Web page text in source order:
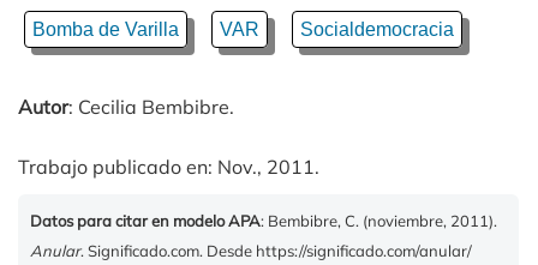
Bomba de Varilla VAR Socialdemocracia
Autor: Cecilia Bembibre.
Trabajo publicado en: Nov., 2011.
Datos para citar en modelo APA: Bembibre, C. (noviembre, 2011).
Anular. Significado.com. Desde https://significado.com/anular/